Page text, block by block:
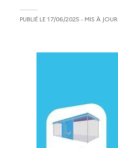
PUBLIÉ LE 17/06/2025 - MIS À JOUR